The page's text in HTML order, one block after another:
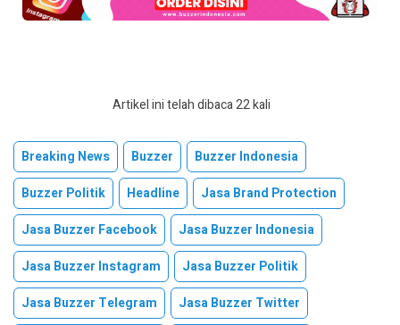
Artikel ini telah dibaca 22 kali
Breaking News Buzzer
Buzzer Indonesia
Buzzer Politik
Headline
Jasa Brand Protection
Jasa Buzzer Facebook
Jasa Buzzer Indonesia
Jasa Buzzer Instagram
Jasa Buzzer Politik
Jasa Buzzer Telegram
Jasa Buzzer Twitter